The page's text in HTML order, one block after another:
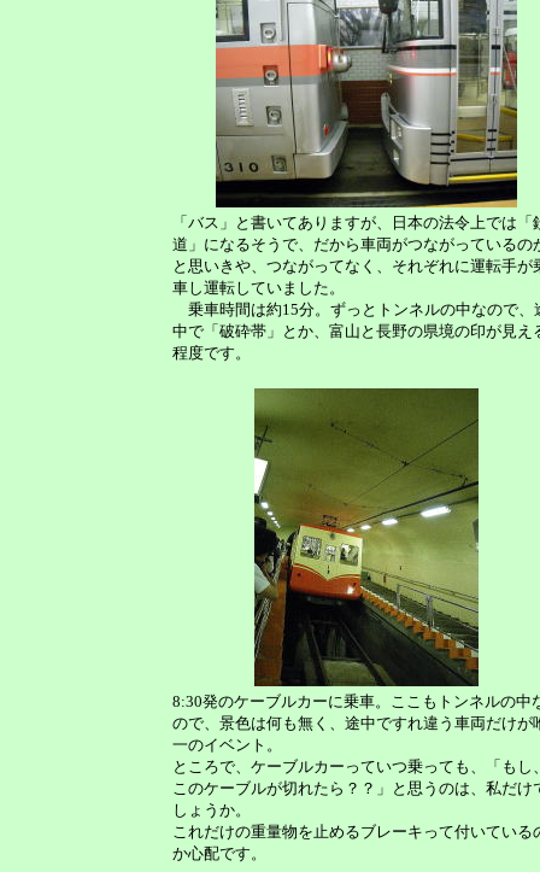
「バス」と書いてありますが、日本の法令上では「
道」になるそうで、だから車両がつながっているの
と思いきや、つながってなく、それぞれに運転手が
車し運転していました。
乗車時間は約15分。ずっとトンネルの中なので、
中で「破砕帯」とか、富山と長野の県境の印が見え
程度です。
8:30発のケーブルカーに乗車。ここもトンネルの中
ので、景色は何も無く、途中ですれ違う車両だけが
一のイベント。
ところで、ケーブルカーっていつ乗っても、「もし
このケーブルが切れたら？？」と思うのは、私だけ
しょうか。
これだけの重量物を止めるブレーキって付いている
か心配です。